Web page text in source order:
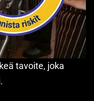
tavoite, joka